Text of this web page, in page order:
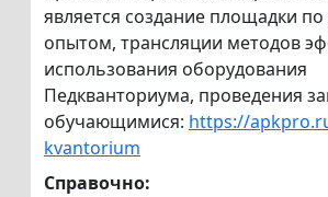
является создание площадки
опытом, трансляции методов
использования оборудования
Педкванториума, проведения
обучающимися: https://
kvantorium
Справочно: